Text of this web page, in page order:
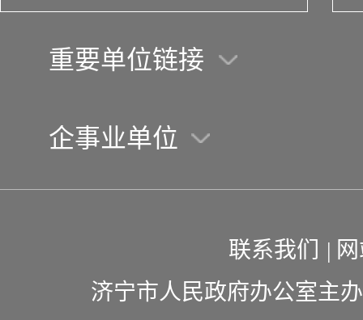
重要单位链接
企事业单位
联系我们 |
济宁市人民政府办公室主